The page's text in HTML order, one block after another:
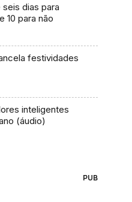
dias para
10 para não
festividades
inteligentes
(áudio)
PUB